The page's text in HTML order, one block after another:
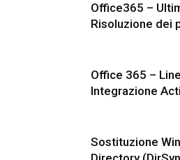
Office365 –
Risoluzione dei
Office 365 –
Integrazione
Sostituzione